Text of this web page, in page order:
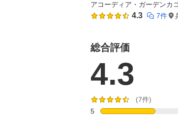
アコーディア・ガーデンカ
4.3 7件
総合評価
4.3
(7件)
5